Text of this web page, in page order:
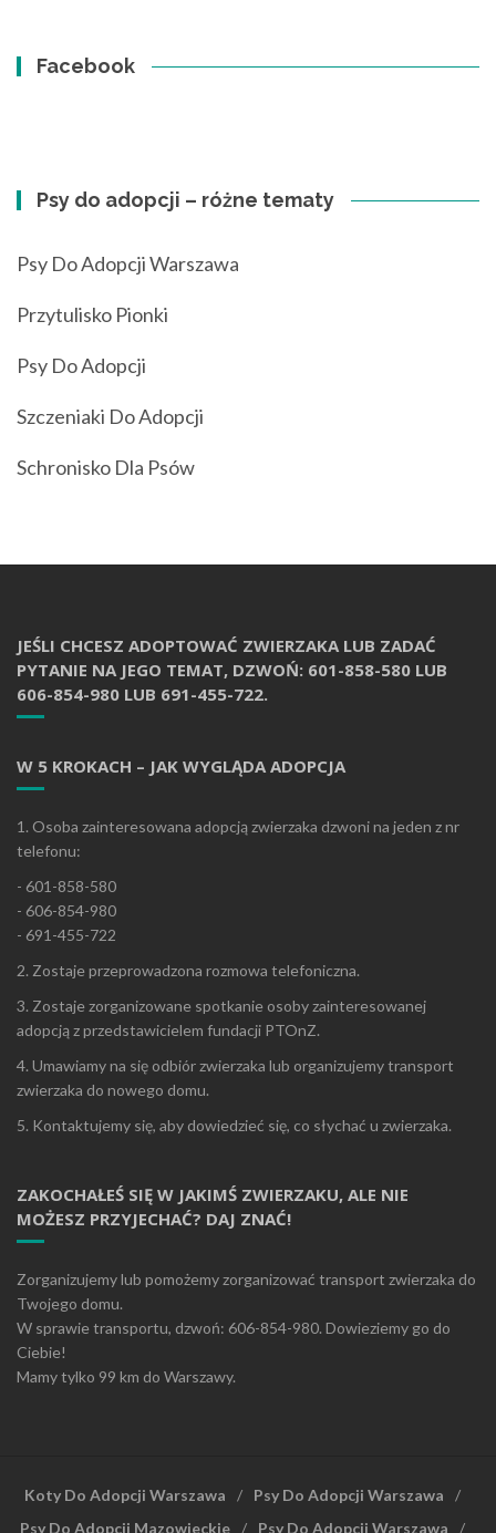
Facebook
Psy do adopcji – różne tematy
Psy Do Adopcji Warszawa
Przytulisko Pionki
Psy Do Adopcji
Szczeniaki Do Adopcji
Schronisko Dla Psów
JEŚLI CHCESZ ADOPTOWAĆ ZWIERZAKA LUB ZADAĆ
PYTANIE NA JEGO TEMAT, DZWOŃ: 601-858-580 LUB
606-854-980 LUB 691-455-722.
W 5 KROKACH – JAK WYGLĄDA ADOPCJA
1. Osoba zainteresowana adopcją zwierzaka dzwoni na jeden z nr
telefonu:
- 601-858-580
- 606-854-980
- 691-455-722
2. Zostaje przeprowadzona rozmowa telefoniczna.
3. Zostaje zorganizowane spotkanie osoby zainteresowanej
adopcją z przedstawicielem fundacji PTOnZ.
4. Umawiamy na się odbiór zwierzaka lub organizujemy transport
zwierzaka do nowego domu.
5. Kontaktujemy się, aby dowiedzieć się, co słychać u zwierzaka.
ZAKOCHAŁEŚ SIĘ W JAKIMŚ ZWIERZAKU, ALE NIE
MOŻESZ PRZYJECHAĆ? DAJ ZNAĆ!
Zorganizujemy lub pomożemy zorganizować transport zwierzaka do
Twojego domu.
W sprawie transportu, dzwoń: 606-854-980. Dowieziemy go do
Ciebie!
Mamy tylko 99 km do Warszawy.
Koty Do Adopcji Warszawa
Psy Do Adopcji Warszawa
Psy Do Adopcji Mazowieckie
Psy Do Adopcji Warszawa